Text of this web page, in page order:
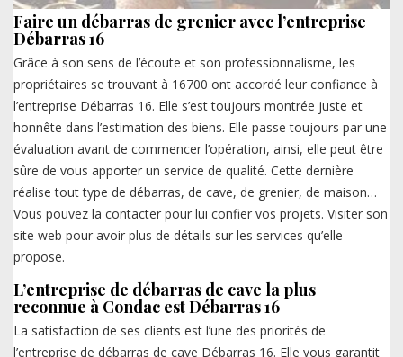
Faire un débarras de grenier avec l’entreprise
Débarras 16
Grâce à son sens de l’écoute et son professionnalisme, les
propriétaires se trouvant à 16700 ont accordé leur confiance à
l’entreprise Débarras 16. Elle s’est toujours montrée juste et
honnête dans l’estimation des biens. Elle passe toujours par une
évaluation avant de commencer l’opération, ainsi, elle peut être
sûre de vous apporter un service de qualité. Cette dernière
réalise tout type de débarras, de cave, de grenier, de maison…
Vous pouvez la contacter pour lui confier vos projets. Visiter son
site web pour avoir plus de détails sur les services qu’elle
propose.
L’entreprise de débarras de cave la plus
reconnue à Condac est Débarras 16
La satisfaction de ses clients est l’une des priorités de
l’entreprise de débarras de cave Débarras 16. Elle vous garantit